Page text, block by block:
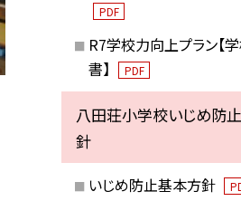
PDF
R7学校力向上プラン【
書】
PDF
八田荘小学校いじめ防
針
いじめ防止基本方針